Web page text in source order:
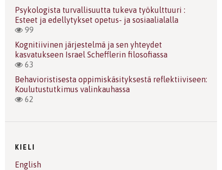
Psykologista turvallisuutta tukeva työkulttuuri :
Esteet ja edellytykset opetus- ja sosiaalialalla
99
Kognitiivinen järjestelmä ja sen yhteydet
kasvatukseen Israel Schefflerin filosofiassa
63
Behavioristisesta oppimiskäsityksestä reflektiiviseen:
Koulutustutkimus valinkauhassa
62
KIELI
English